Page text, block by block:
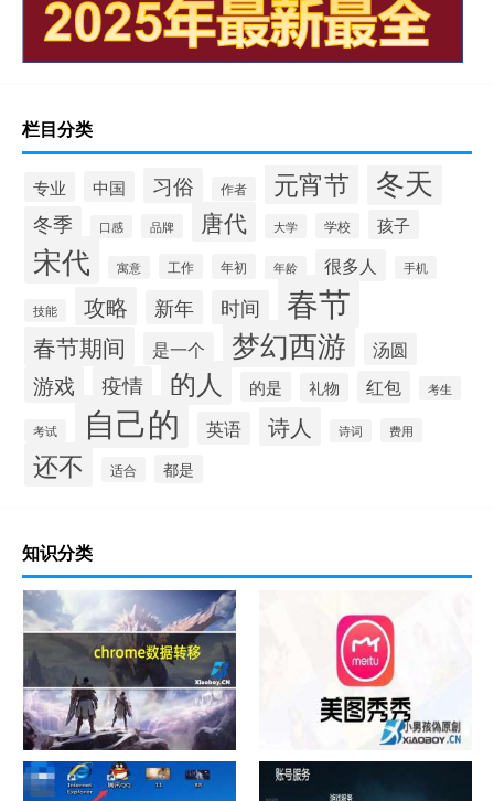
栏目分类
专业 中国 习俗 作者 元宵节 冬天
冬季 口感 品牌 唐代 大学 学校 孩子
宋代 寓意 工作 年初 年龄 很多人 手机
技能 攻略 新年 时间 春节
春节期间 是一个 梦幻西游 汤圆
游戏 疫情 的人 的是 礼物 红包 考生
考试 自己的 英语 诗人 诗词 费用
还不 适合 都是
知识分类
chrome数据转移 怎样给照片换背景